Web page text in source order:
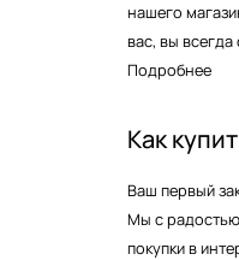
нашего
вас, вы
Подробнее
Как
Ваш первый
Мы с
покупки в